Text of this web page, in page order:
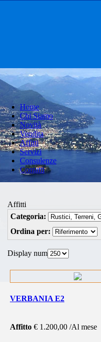
Home
Chi Siamo
Novità
Vendita
Affitti
Servizi
Consulenze
Contatti
Affitti
Categoria:
Ordina per:
Display num
VERBANIA E2
Affitto € 1.200,00 /Al mese